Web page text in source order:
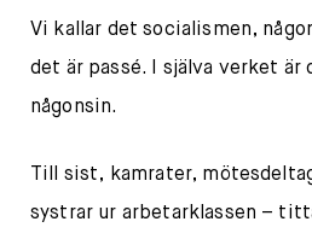
Vi kallar det socialismen,
det är passé. I själva verket är
någonsin.
Till sist, kamrater,
systrar ur arbetarklassen –